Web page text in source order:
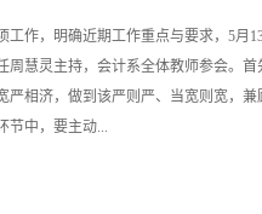
工作，明确近期工作重点与要求，5月
周慧灵主持，会计系全体教师参会。
严相济，做到该严则严、当宽则宽，
节中，要主动...